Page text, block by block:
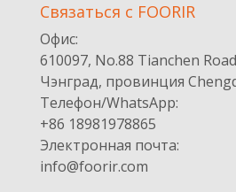
Cвязаться с FOORIR
Офис:
610097, No.88 Tianchen
Чэнград, провинция
Телефон/WhatsApp:
+86 18981978865
Электронная почта:
info@foorir.com